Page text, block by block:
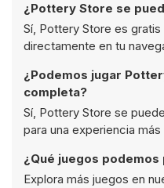
¿Pottery Store se
Sí, Pottery Store es
directamente en tu
¿Podemos jugar
completa?
Sí, Pottery Store se
para una experiencia más
¿Qué juegos
Explora más juegos en